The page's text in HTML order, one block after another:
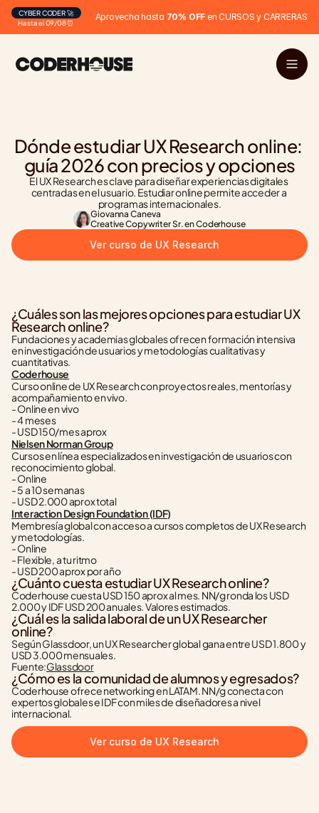
Hasta el 09/08 ⏰
CYBER CODER 🚀 Aprovecha hasta 70% OFF en CURSOS y CARRERAS
Dónde estudiar UX Research online:
guía 2026 con precios y opciones
El UX Research es clave para diseñar experiencias digitales
centradas en el usuario. Estudiar online permite acceder a
programas internacionales.
Giovanna Caneva
Creative Copywriter Sr. en Coderhouse
Ver curso de UX Research
¿Cuáles son las mejores opciones para estudiar UX
Research online?
Fundaciones y academias globales ofrecen formación intensiva
en investigación de usuarios y metodologías cualitativas y
cuantitativas.
Coderhouse
Curso online de UX Research con proyectos reales, mentorías y
acompañamiento en vivo.
- Online en vivo
- 4 meses
- USD 150/mes aprox
Nielsen Norman Group
Cursos en línea especializados en investigación de usuarios con
reconocimiento global.
- Online
- 5 a 10 semanas
- USD 2.000 aprox total
Interaction Design Foundation (IDF)
Membresía global con acceso a cursos completos de UX Research
y metodologías.
- Online
- Flexible, a tu ritmo
- USD 200 aprox por año
¿Cuánto cuesta estudiar UX Research online?
Coderhouse cuesta USD 150 aprox al mes. NN/g ronda los USD
2.000 y IDF USD 200 anuales. Valores estimados.
¿Cuál es la salida laboral de un UX Researcher
online?
Según Glassdoor, un UX Researcher global gana entre USD 1.800 y
USD 3.000 mensuales.
Fuente:Glassdoor
¿Cómo es la comunidad de alumnos y egresados?
Coderhouse ofrece networking en LATAM. NN/g conecta con
expertos globales e IDF con miles de diseñadores a nivel
internacional.
Ver curso de UX Research